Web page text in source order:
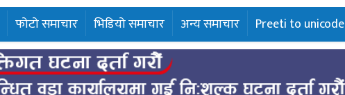
फोटो समाचार भिडियो समाचार अन्य समाचार Preeti to unicode